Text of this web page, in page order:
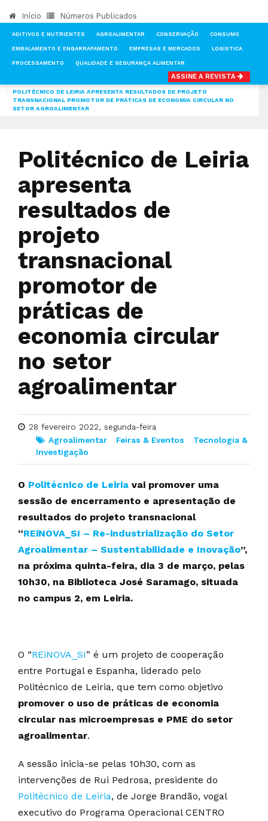
Início Números Publicados
ADITIVOS E NUTRIENTES AGROALIMENTAR CONSERVAÇÃO CONSUMO
EMBALAMENTO E ENGARRAFAMENTO EMPRESAS E MERCADOS LOGÍSTICA
PROCESSAMENTO QUALIDADE E SEGURANÇA ALIMENTAR
ASSINE A REVISTA
POLITÉCNICO DE LEIRIA APRESENTA RESULTADOS DE PROJETO
TRANSNACIONAL PROMOTOR DE PRÁTICAS DE ECONOMIA CIRCULAR NO
SETOR AGROALIMENTAR
Politécnico de Leiria
apresenta
resultados de
projeto
transnacional
promotor de
práticas de
economia circular
no setor
agroalimentar
28 fevereiro 2022, segunda-feira
Agroalimentar
Feiras & Eventos
Tecnologia &
Investigação
O Politécnico de Leiria vai promover uma
sessão de encerramento e apresentação de
resultados do projeto transnacional
“REiNOVA_SI – Re-industrialização do Setor
Agroalimentar – Sustentabilidade e Inovação”,
na próxima quinta-feira, dia 3 de março, pelas
10h30, na Biblioteca José Saramago, situada
no campus 2, em Leiria.
O “REiNOVA_SI” é um projeto de cooperação
entre Portugal e Espanha, liderado pelo
Politécnico de Leiria, que tem como objetivo
promover o uso de práticas de economia
circular nas microempresas e PME do setor
agroalimentar.
A sessão inicia-se pelas 10h30, com as
intervenções de Rui Pedrosa, presidente do
Politécnico de Leiria, de Jorge Brandão, vogal
executivo do Programa Operacional CENTRO